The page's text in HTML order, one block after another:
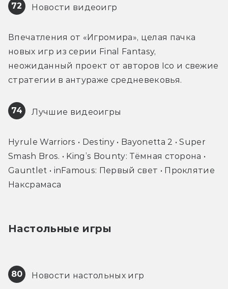
72 Новости видеоигр
Впечатления от «Игромира», целая пачка
новых игр из серии Final Fantasy,
неожиданный проект от авторов Ico и свежие
стратегии в антураже средневековья.
74 Лучшие видеоигры
Hyrule Warriors • Destiny • Bayonetta 2 • Super
Smash Bros. • King’s Bounty: Тёмная сторона •
Gauntlet • inFamous: Первый свет • Проклятие
Наксрамаса
Настольные игры
80 Новости настольных игр